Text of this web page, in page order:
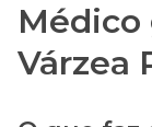
Várzea